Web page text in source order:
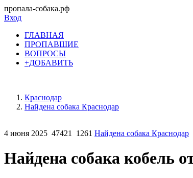
пропала-собака.рф
Вход
ГЛАВНАЯ
ПРОПАВШИЕ
ВОПРОСЫ
+ДОБАВИТЬ
Краснодар
Найдена собака Краснодар
4 июня 2025 47421 1261 Найдена собака Краснодар
Найдена собака кобель